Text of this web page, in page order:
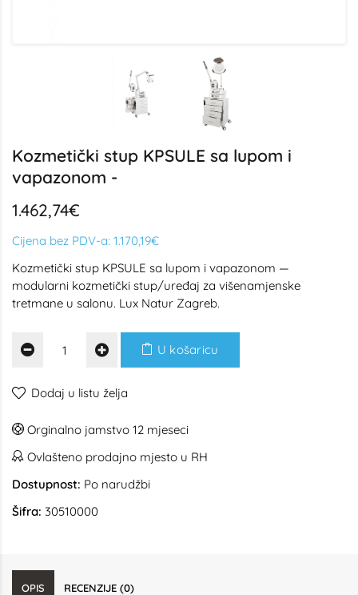
Kozmetički stup KPSULE sa lupom i
vapazonom -
1.462,74€
Cijena bez PDV-a: 1.170,19€
Kozmetički stup KPSULE sa lupom i vapazonom —
modularni kozmetički stup/uređaj za višenamjenske
tretmane u salonu. Lux Natur Zagreb.
U košaricu
Dodaj u listu želja
Orginalno jamstvo 12 mjeseci
Ovlašteno prodajno mjesto u RH
Dostupnost: Po narudžbi
Šifra: 30510000
OPIS RECENZIJE (0)